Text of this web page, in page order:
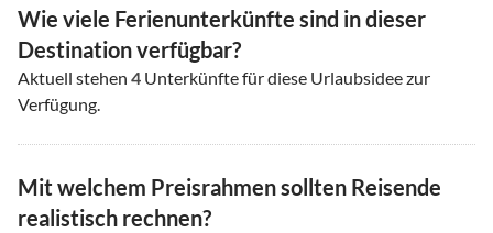
Wie viele Ferienunterkünfte sind in dieser
Destination verfügbar?
Aktuell stehen 4 Unterkünfte für diese Urlaubsidee zur
Verfügung.
Mit welchem Preisrahmen sollten Reisende
realistisch rechnen?